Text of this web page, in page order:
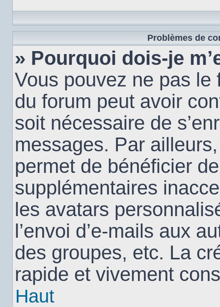
Problèmes de
» Pourquoi dois-je
Vous pouvez ne pas le
du forum peut avoir
soit nécessaire de
messages. Par
permet de bénéficier
supplémentaires
les avatars
l’envoi d’e-mails aux
des groupes, etc. La
rapide et vivement
Haut